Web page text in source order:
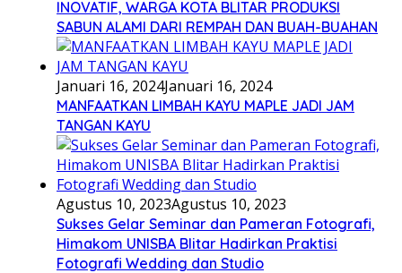
INOVATIF, WARGA KOTA BLITAR PRODUKSI
SABUN ALAMI DARI REMPAH DAN BUAH-BUAHAN
Januari 16, 2024Januari 16, 2024
MANFAATKAN LIMBAH KAYU MAPLE JADI JAM
TANGAN KAYU
Agustus 10, 2023Agustus 10, 2023
Sukses Gelar Seminar dan Pameran Fotografi,
Himakom UNISBA Blitar Hadirkan Praktisi
Fotografi Wedding dan Studio